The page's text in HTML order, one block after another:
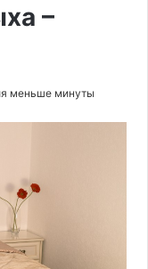
–
меньше минуты